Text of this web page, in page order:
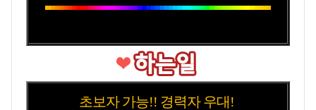
초보자 가능!! 경력자 우대!